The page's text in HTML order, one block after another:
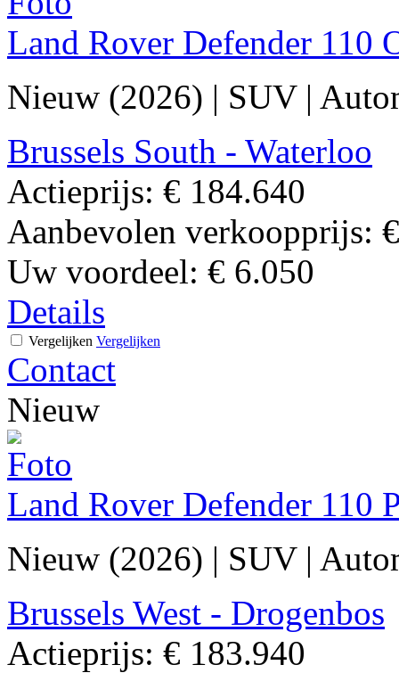
Land Rover Defender 110
Nieuw (2026) | SUV|
Brussels South - Waterloo
Actieprijs: € 184.640
Aanbevolen verkoopprijs:
Uw voordeel: € 6.050
Details
Vergelijken Vergelijken
Contact
Nieuw
Land Rover Defender 110
Nieuw (2026) | SUV|
Brussels West - Drogenbos
Actieprijs: € 183.940